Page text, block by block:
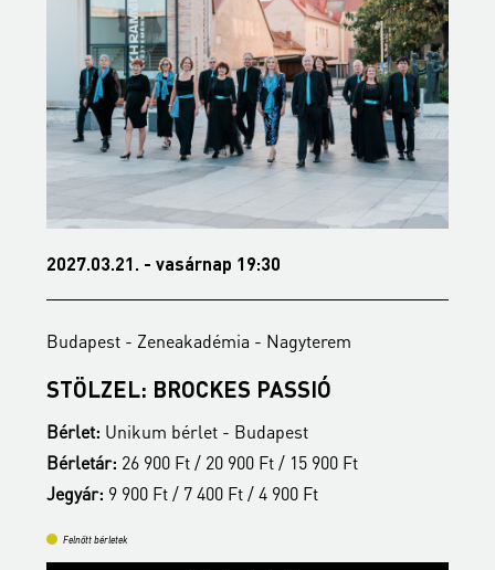
2027.03.21. - vasárnap 19:30
Budapest - Zeneakadémia - Nagyterem
STÖLZEL: BROCKES PASSIÓ
Bérlet: Unikum bérlet - Budapest
Bérletár: 26 900 Ft / 20 900 Ft / 15 900 Ft
Jegyár: 9 900 Ft / 7 400 Ft / 4 900 Ft
Felnőtt bérletek